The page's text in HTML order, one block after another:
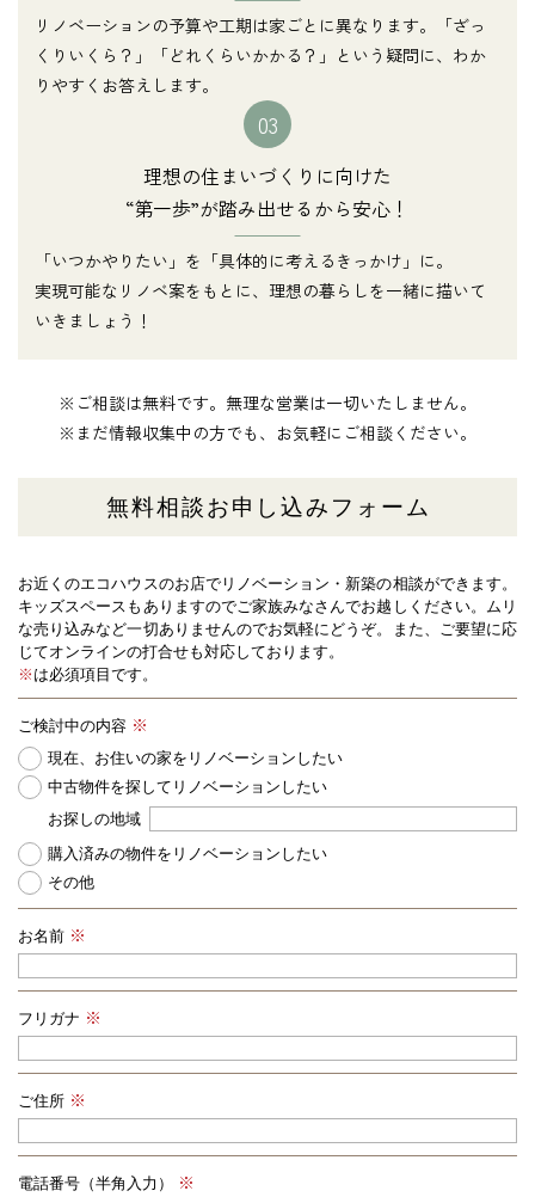
リノベーションの予算や工期は家ごとに異なります。「ざっ
くりいくら？」「どれくらいかかる？」という疑問に、わか
りやすくお答えします。
03
理想の住まいづくりに向けた
“第一歩”が踏み出せるから安心！
「いつかやりたい」を「具体的に考えるきっかけ」に。
実現可能なリノベ案をもとに、理想の暮らしを一緒に描いて
いきましょう！
※ご相談は無料です。無理な営業は一切いたしません。
※まだ情報収集中の方でも、お気軽にご相談ください。
無料相談お申し込みフォーム
お近くのエコハウスのお店でリノベーション・新築の相談ができます。
キッズスペースもありますのでご家族みなさんでお越しください。 ムリ
な売り込みなど一切ありませんのでお気軽にどうぞ。また、ご要望に応
じてオンラインの打合せも対応しております。
※ は必須項目です。
ご検討中の内容
現在、お住いの家をリノベーションしたい
中古物件を探してリノベーションしたい
お探しの地域
購入済みの物件をリノベーションしたい
その他
お名前
フリガナ
ご住所
電話番号（半角入力）